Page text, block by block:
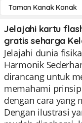
Taman Kanak Kanak
Jelajahi kartu
gratis seharga
Jelajahi dunia
Harmonik
dirancang untuk
memahami
dengan cara yang
Dengan ilustrasi